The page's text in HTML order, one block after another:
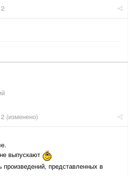
(изменено)
выпускают
представленных в